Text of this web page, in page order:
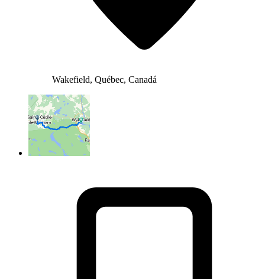
Wakefield, Québec, Canadá